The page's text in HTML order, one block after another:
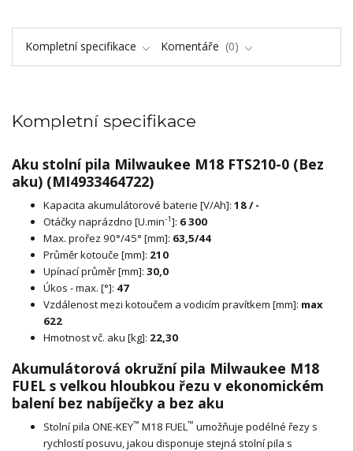
Kompletní specifikace Komentáře 0
Kompletní specifikace
Aku stolní pila Milwaukee M18 FTS210-0 (Bez
aku) (MI4933464722)
Kapacita akumulátorové baterie [V/Ah]: 18 / -
Otáčky naprázdno [U.min-1]: 6 300
Max. prořez 90°/45° [mm]: 63,5/44
Průměr kotouče [mm]: 210
Upínací průměr [mm]: 30,0
Úkos - max. [°]: 47
Vzdálenost mezi kotoučem a vodicím pravítkem [mm]: max
622
Hmotnost vč. aku [kg]: 22,30
Akumulátorová okružní pila Milwaukee M18
FUEL s velkou hloubkou řezu v ekonomickém
balení bez nabíječky a bez aku
Stolní pila ONE-KEY™ M18 FUEL™ umožňuje podélné řezy s
rychlostí posuvu, jakou disponuje stejná stolní pila s